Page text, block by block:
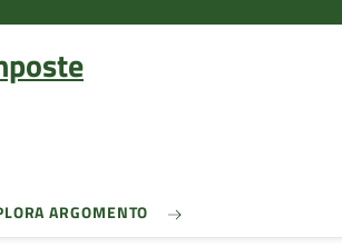
ARGOMENTO